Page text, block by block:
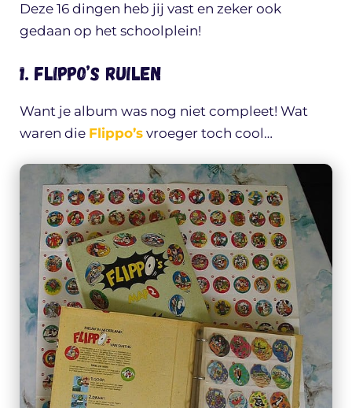
Deze 16 dingen heb jij vast en zeker ook
gedaan op het schoolplein!
1. Flippo’s ruilen
Want je album was nog niet compleet! Wat
waren die Flippo’s vroeger toch cool…